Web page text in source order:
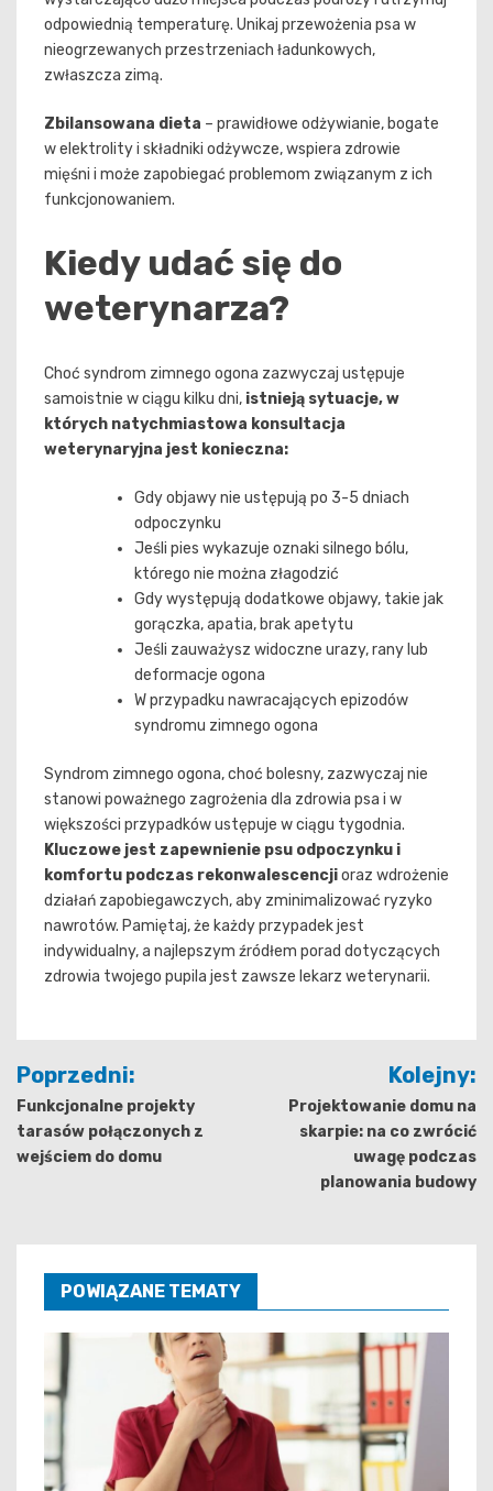
odpowiednią temperaturę. Unikaj przewożenia psa w
nieogrzewanych przestrzeniach ładunkowych,
zwłaszcza zimą.
Zbilansowana dieta – prawidłowe odżywianie, bogate
w elektrolity i składniki odżywcze, wspiera zdrowie
mięśni i może zapobiegać problemom związanym z ich
funkcjonowaniem.
Kiedy udać się do
weterynarza?
Choć syndrom zimnego ogona zazwyczaj ustępuje
samoistnie w ciągu kilku dni, istnieją sytuacje, w
których natychmiastowa konsultacja
weterynaryjna jest konieczna:
Gdy objawy nie ustępują po 3-5 dniach
odpoczynku
Jeśli pies wykazuje oznaki silnego bólu,
którego nie można złagodzić
Gdy występują dodatkowe objawy, takie jak
gorączka, apatia, brak apetytu
Jeśli zauważysz widoczne urazy, rany lub
deformacje ogona
W przypadku nawracających epizodów
syndromu zimnego ogona
Syndrom zimnego ogona, choć bolesny, zazwyczaj nie
stanowi poważnego zagrożenia dla zdrowia psa i w
większości przypadków ustępuje w ciągu tygodnia.
Kluczowe jest zapewnienie psu odpoczynku i
komfortu podczas rekonwalescencjioraz wdrożenie
działań zapobiegawczych, aby zminimalizować ryzyko
nawrotów. Pamiętaj, że każdy przypadek jest
indywidualny, a najlepszym źródłem porad dotyczących
zdrowia twojego pupila jest zawsze lekarz weterynarii.
Nawigacja
wpisu
Poprzedni:
Funkcjonalne projekty
tarasów połączonych z
wejściem do domu
Kolejny:
Projektowanie domu na
skarpie: na co zwrócić
uwagę podczas
planowania budowy
POWIĄZANE TEMATY